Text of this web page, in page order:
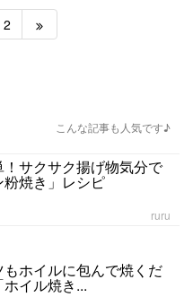
2
こんな記事も人気です♪
サクサク揚げ物気分で
焼き」レシピ
ruru
ホイルに包んで焼くだ
イル焼き...